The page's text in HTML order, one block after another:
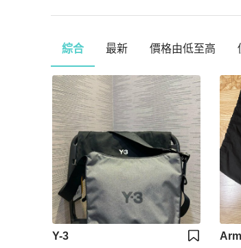
綜合 最新 價格由低至高
Y-3